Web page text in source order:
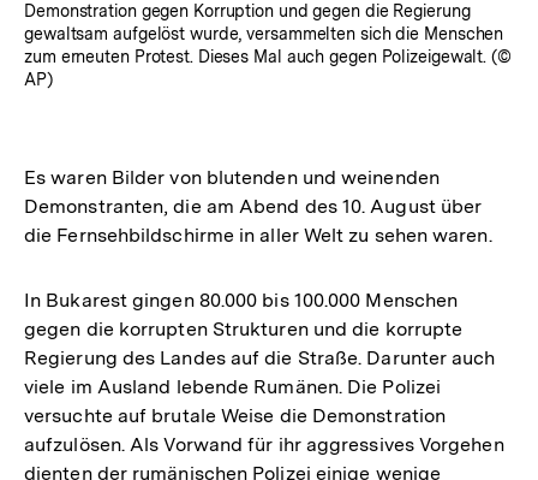
Demonstration gegen Korruption und gegen die Regierung
gewaltsam aufgelöst wurde, versammelten sich die Menschen
zum erneuten Protest. Dieses Mal auch gegen Polizeigewalt. (©
AP)
Es waren Bilder von blutenden und weinenden
Demonstranten, die am Abend des 10. August über
die Fernsehbildschirme in aller Welt zu sehen waren.
In Bukarest gingen 80.000 bis 100.000 Menschen
gegen die korrupten Strukturen und die korrupte
Regierung des Landes auf die Straße. Darunter auch
viele im Ausland lebende Rumänen. Die Polizei
versuchte auf brutale Weise die Demonstration
aufzulösen. Als Vorwand für ihr aggressives Vorgehen
dienten der rumänischen Polizei einige wenige